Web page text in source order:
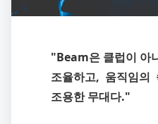
"Beam은 클럽이 아
조율하고, 움직임의
조용한 무대다."